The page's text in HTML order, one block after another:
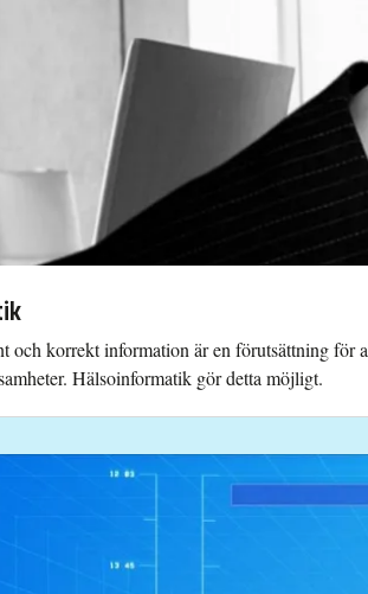
och korrekt information är en förutsättning för
Hälsoinformatik gör detta möjligt.